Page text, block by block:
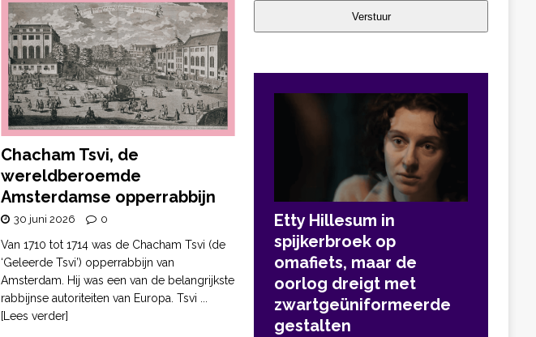
Chacham Tsvi, de
wereldberoemde
Amsterdamse opperrabbijn
30 juni 2026 0
Van 1710 tot 1714 was de Chacham Tsvi (de
‘Geleerde Tsvi’) opperrabbijn van
Amsterdam. Hij was een van de belangrijkste
rabbijnse autoriteiten van Europa. Tsvi
[Lees verder]
Verstuur
Etty Hillesum in
spijkerbroek op
omafiets, maar de
oorlog dreigt met
zwartgeüniformeerde
gestalten